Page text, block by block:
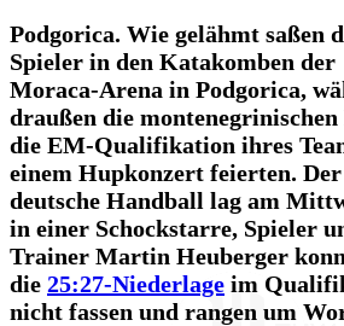
Podgorica. Wie gelähmt saßen
Spieler in den Katakomben der
Moraca-Arena in Podgorica,
draußen die montenegrinischen
die EM-Qualifikation ihres
einem Hupkonzert feierten. Der
deutsche Handball lag am
in einer Schockstarre, Spieler
Trainer Martin Heuberger
die 25:27-Niederlage im
nicht fassen und rangen um